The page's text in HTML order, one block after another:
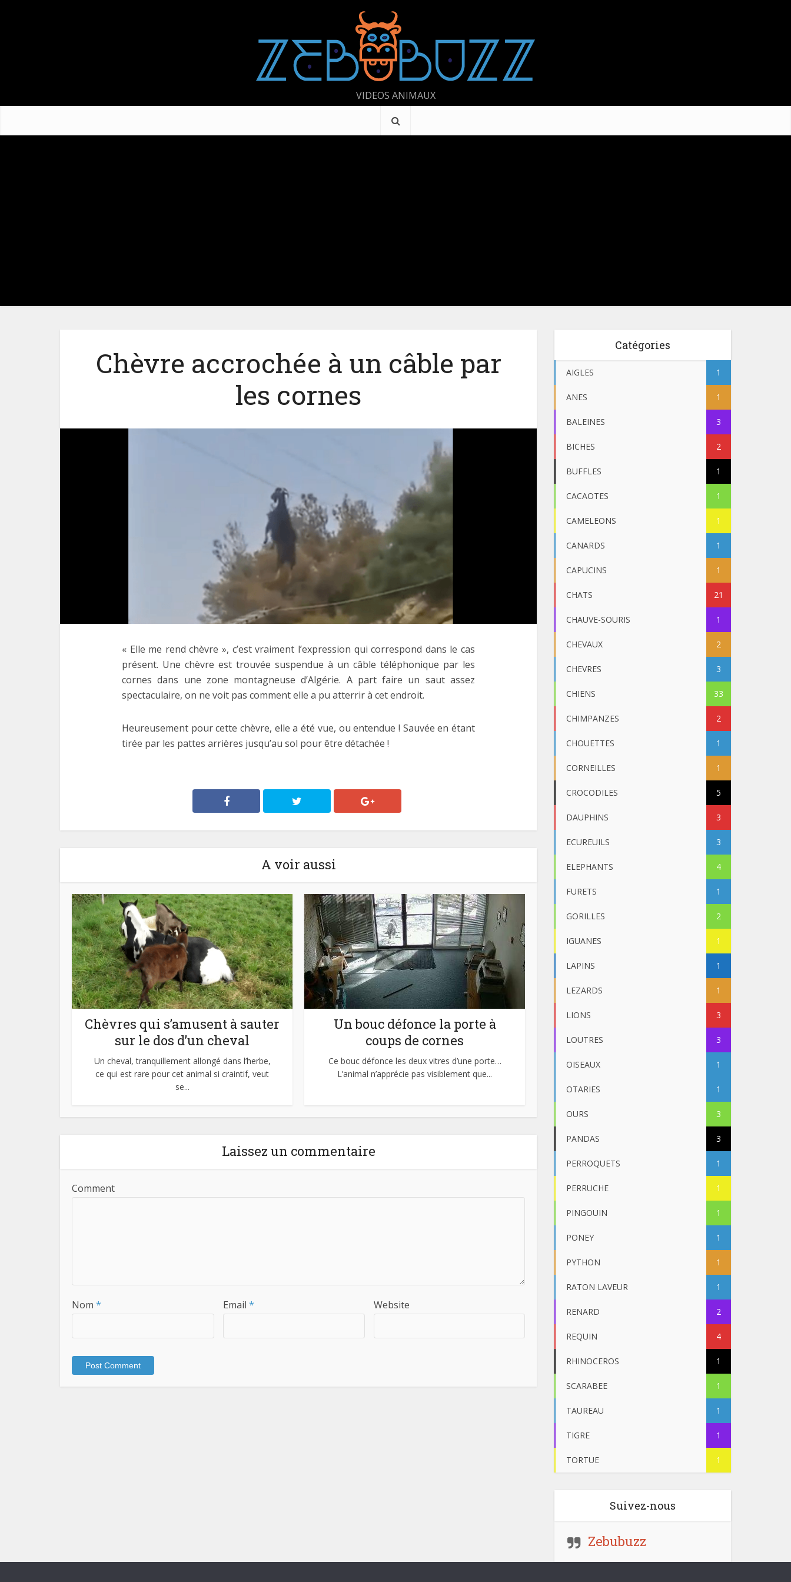
VIDEOS ANIMAUX
Chèvre accrochée à un câble par
les cornes
« Elle me rend chèvre », c’est vraiment l’expression qui correspond dans le cas
présent. Une chèvre est trouvée suspendue à un câble téléphonique par les
cornes dans une zone montagneuse d’Algérie. A part faire un saut assez
spectaculaire, on ne voit pas comment elle a pu atterrir à cet endroit.
Heureusement pour cette chèvre, elle a été vue, ou entendue ! Sauvée en étant
tirée par les pattes arrières jusqu’au sol pour être détachée !
A voir aussi
Chèvres qui s’amusent à sauter
sur le dos d’un cheval
Un cheval, tranquillement allongé dans l’herbe,
ce qui est rare pour cet animal si craintif, veut
se...
Un bouc défonce la porte à
coups de cornes
Ce bouc défonce les deux vitres d’une porte…
L’animal n’apprécie pas visiblement que...
Laissez un commentaire
Comment
Nom * Email * Website
Catégories
AIGLES 1
ANES 1
BALEINES 3
BICHES 2
BUFFLES 1
CACAOTES 1
CAMELEONS 1
CANARDS 1
CAPUCINS 1
CHATS 21
CHAUVE-SOURIS 1
CHEVAUX 2
CHEVRES 3
CHIENS 33
CHIMPANZES 2
CHOUETTES 1
CORNEILLES 1
CROCODILES 5
DAUPHINS 3
ECUREUILS 3
ELEPHANTS 4
FURETS 1
GORILLES 2
IGUANES 1
LAPINS 1
LEZARDS 1
LIONS 3
LOUTRES 3
OISEAUX 1
OTARIES 1
OURS 3
PANDAS 3
PERROQUETS 1
PERRUCHE 1
PINGOUIN 1
PONEY 1
PYTHON 1
RATON LAVEUR 1
RENARD 2
REQUIN 4
RHINOCEROS 1
SCARABEE 1
TAUREAU 1
TIGRE 1
TORTUE 1
Suivez-nous
Zebubuzz